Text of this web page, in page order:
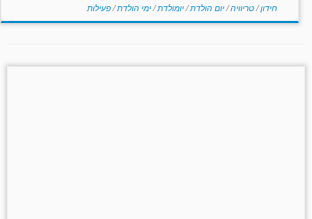
חידון/טריוויה/יום הולדת/יומולדת/ימי הולדת/פעילות